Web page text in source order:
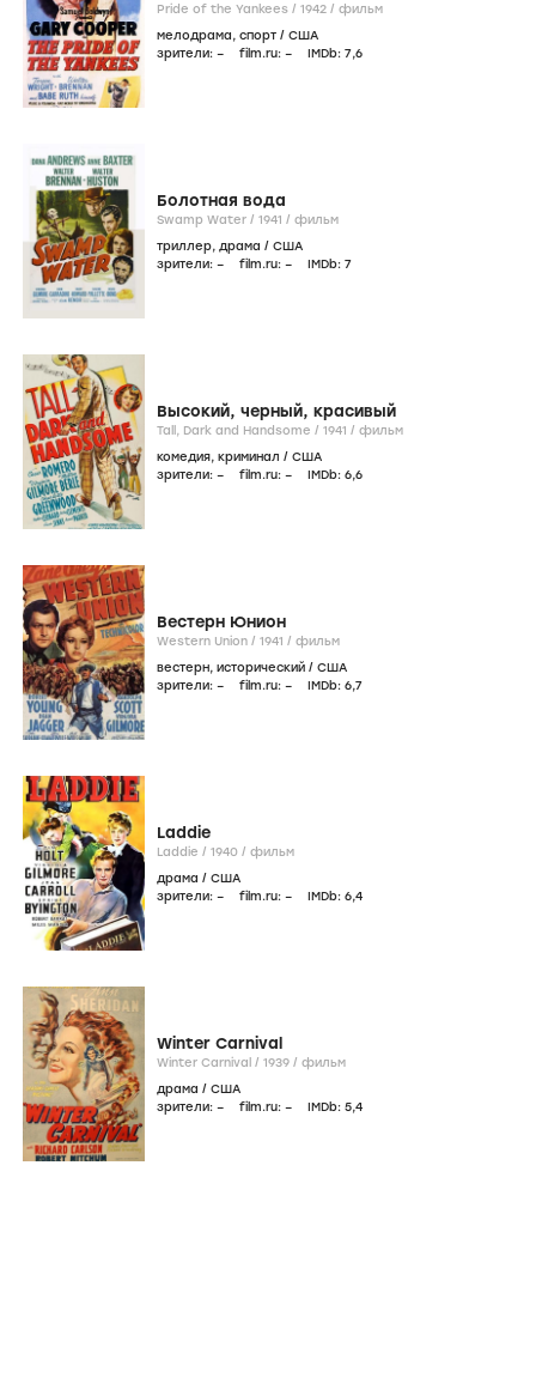
Pride of the Yankees / 1942 / фильм
мелодрама, спорт / США
зрители: – film.ru: – IMDb: 7,6
Болотная вода
Swamp Water / 1941 / фильм
триллер, драма / США
зрители: – film.ru: – IMDb: 7
Высокий, черный, красивый
Tall, Dark and Handsome / 1941 / фильм
комедия, криминал / США
зрители: – film.ru: – IMDb: 6,6
Вестерн Юнион
Western Union / 1941 / фильм
вестерн, исторический / США
зрители: – film.ru: – IMDb: 6,7
Laddie
Laddie / 1940 / фильм
драма / США
зрители: – film.ru: – IMDb: 6,4
Winter Carnival
Winter Carnival / 1939 / фильм
драма / США
зрители: – film.ru: – IMDb: 5,4